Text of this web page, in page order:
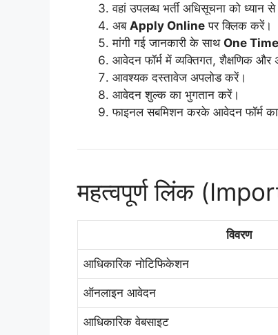
वहां उपलब्ध भर्ती अधिसूचना को ध्यान
अब Apply Online पर क्लिक करें।
मांगी गई जानकारी के साथ One
आवेदन फॉर्म में व्यक्तिगत, शैक्षणिक और
आवश्यक दस्तावेज अपलोड करें।
आवेदन शुल्क का भुगतान करें।
फाइनल सबमिशन करके आवेदन फॉर्म
महत्वपूर्ण लिंक
विवरण
आधिकारिक नोटिफिकेशन
ऑनलाइन आवेदन
आधिकारिक वेबसाइट